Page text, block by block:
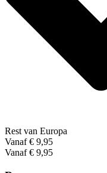
Rest van Europa
Vanaf € 9,95
Vanaf € 9,95